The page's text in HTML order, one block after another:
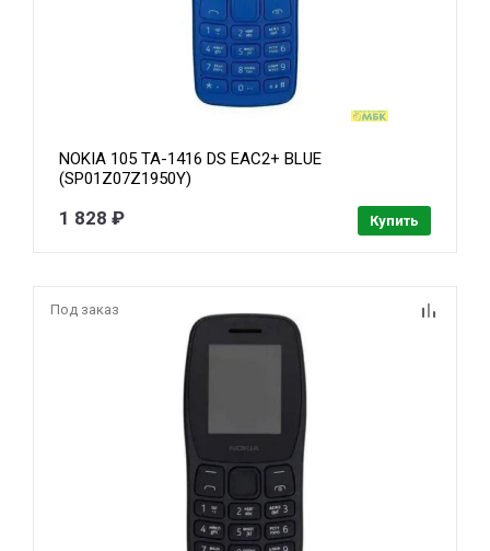
NOKIA 105 TA-1416 DS EAC2+ BLUE
(SP01Z07Z1950Y)
1 828 ₽ Купить
Под заказ